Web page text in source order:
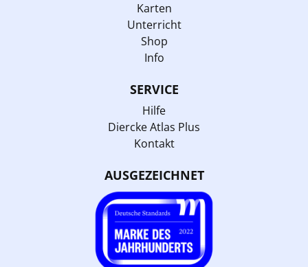
Karten
Unterricht
Shop
Info
SERVICE
Hilfe
Diercke Atlas Plus
Kontakt
AUSGEZEICHNET